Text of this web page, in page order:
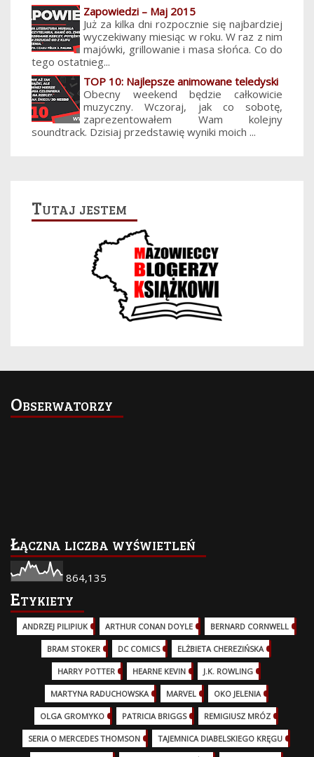
Zapowiedzi – Maj 2015
Już za kilka dni rozpocznie się najbardziej
wyczekiwany miesiąc w roku. W raz z nim
majówki, grillowanie i masa słońca. Co do
tego ostatnieg...
TOP 10: Najlepsze animowane teledyski
Obecny weekend będzie całkowicie
muzyczny. Wczoraj, jak co sobotę,
zaprezentowałem Wam kolejny
soundtrack. Dzisiaj przedstawię wyniki moich ...
Tutaj jestem
Obserwatorzy
Łączna liczba wyświetleń
864,135
Etykiety
ANDRZEJ PILIPIUK (29)ARTHUR CONAN DOYLE BERNARD CORNWELL
BRAM STOKER DC COMICS (17)ELŻBIETA CHEREZIŃSKA
HARRY POTTER (13)HEARNE KEVIN J.K. ROWLING
MARTYNA RADUCHOWSKA MARVEL (32)OKO JELENIA
OLGA GROMYKO PATRICIA BRIGGS (12)REMIGIUSZ MRÓZ
SERIA O MERCEDES THOMSON (11)TAJEMNICA DIABELSKIEGO KRĘGU